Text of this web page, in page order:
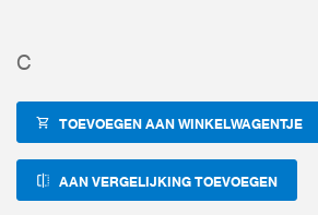
C
TOEVOEGEN AAN WINKELWAGENTJE
AAN VERGELIJKING TOEVOEGEN